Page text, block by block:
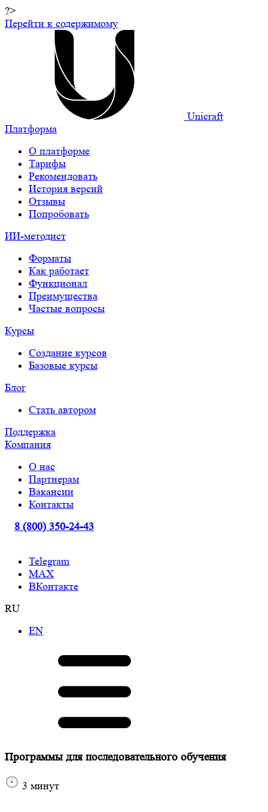
?>
Перейти к содержимому
Unicraft
Платформа
О платформе
Тарифы
Рекомендовать
История версий
Отзывы
Попробовать
ИИ-методист
Форматы
Как работает
Функционал
Преимущества
Частые вопросы
Курсы
Создание курсов
Базовые курсы
Блог
Стать автором
Поддержка
Компания
О нас
Партнерам
Вакансии
Контакты
8 (800) 350-24-43
Telegram
МАХ
ВКонтакте
RU
EN
Программы для последовательного обучения
3 минут